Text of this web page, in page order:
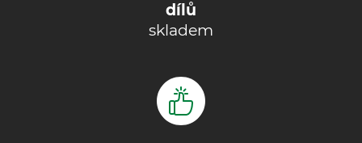
dílů
skladem